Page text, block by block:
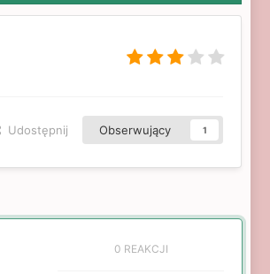
Udostępnij Obserwujący 1
0 REAKCJI